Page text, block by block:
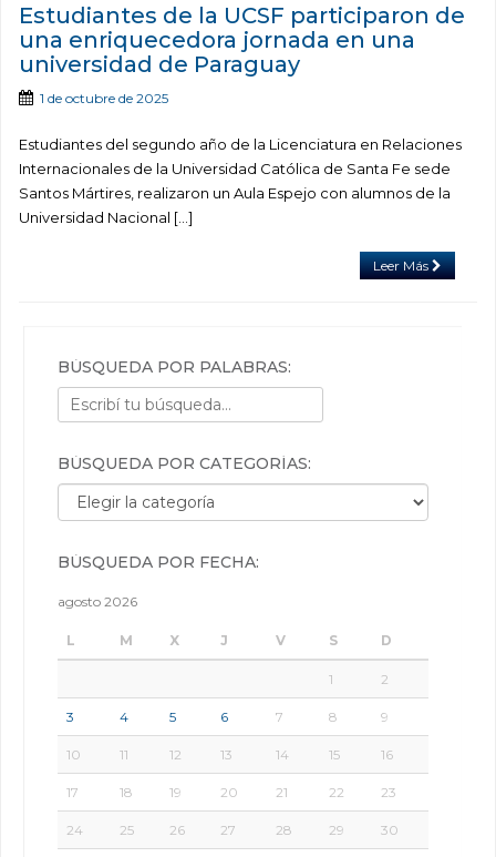
Estudiantes de la UCSF participaron de
una enriquecedora jornada en una
universidad de Paraguay
1 de octubre de 2025
Estudiantes del segundo año de la Licenciatura en Relaciones
Internacionales de la Universidad Católica de Santa Fe sede
Santos Mártires, realizaron un Aula Espejo con alumnos de la
Universidad Nacional […]
Leer Más
BÚSQUEDA POR PALABRAS:
BÚSQUEDA POR CATEGORÍAS:
Búsqueda por categorías:
BÚSQUEDA POR FECHA:
agosto 2026
L M X J V S D
1 2
3 4 5 6 7 8 9
10 11 12 13 14 15 16
17 18 19 20 21 22 23
24 25 26 27 28 29 30